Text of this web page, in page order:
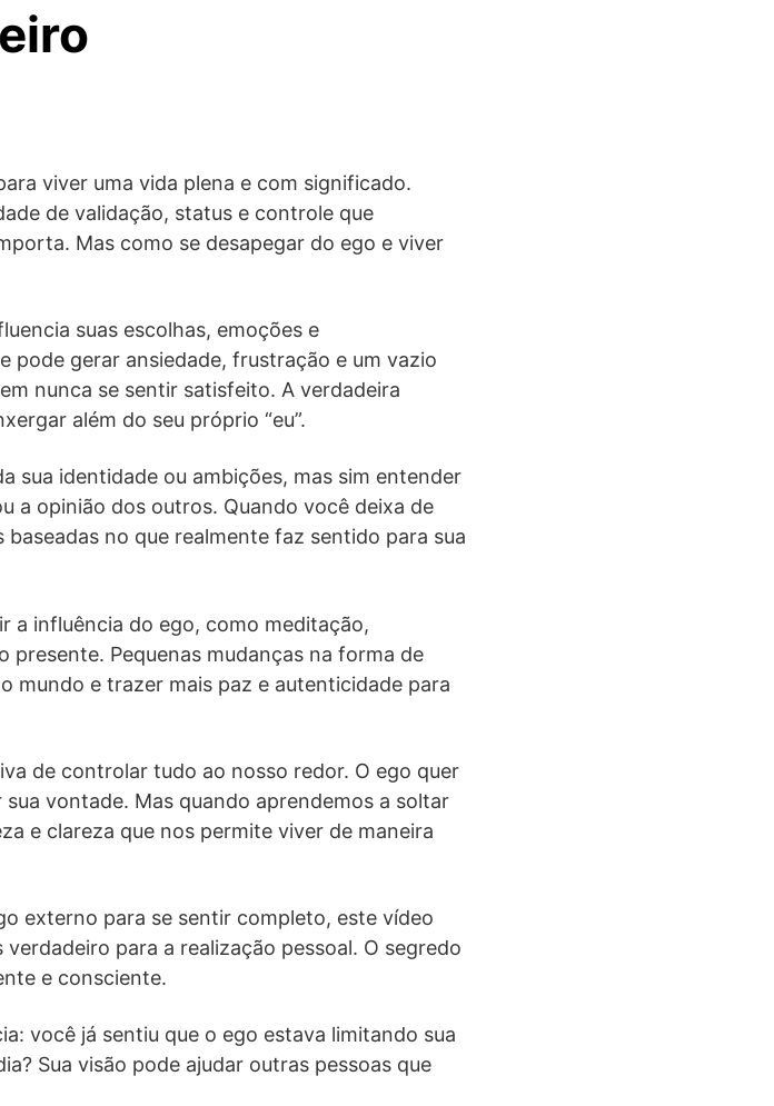
viver uma vida plena e com significado.
de validação, status e controle que
Mas como se desapegar do ego e viver
suas escolhas, emoções e
pode gerar ansiedade, frustração e um vazio
nunca se sentir satisfeito. A verdadeira
além do seu próprio “eu”.
sua identidade ou ambições, mas sim entender
a opinião dos outros. Quando você deixa de
no que realmente faz sentido para sua
a influência do ego, como meditação,
Pequenas mudanças na forma de
mundo e trazer mais paz e autenticidade para
de controlar tudo ao nosso redor. O ego quer
vontade. Mas quando aprendemos a soltar
e clareza que nos permite viver de maneira
externo para se sentir completo, este vídeo
para a realização pessoal. O segredo
e consciente.
você já sentiu que o ego estava limitando sua
Sua visão pode ajudar outras pessoas que